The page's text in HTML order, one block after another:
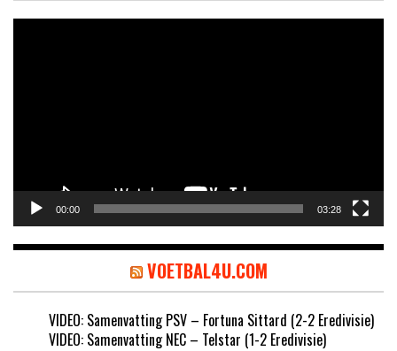
00:00 03:28
VOETBAL4U.COM
VIDEO: Samenvatting PSV – Fortuna Sittard (2-2 Eredivisie)
VIDEO: Samenvatting NEC – Telstar (1-2 Eredivisie)